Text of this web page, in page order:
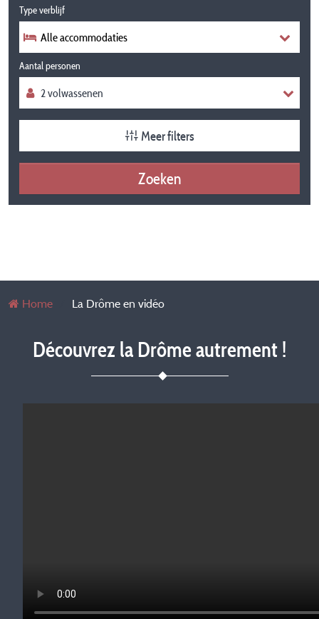
Type verblijf
Alle accommodaties
Aantal personen
Zoeken
Meer filters
Home La Drôme en vidéo
Découvrez la Drôme autrement !